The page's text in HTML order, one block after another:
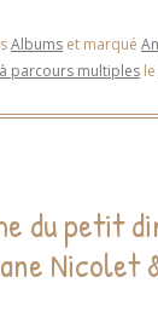
Albums et marqué
parcours multiples le
du petit
Nicolet